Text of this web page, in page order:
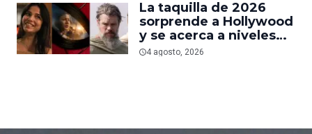
Hollywood e hizo su
nueva película gore
La taquilla de 2026
sorprende a Hollywood
y se acerca a niveles
anteriores a la
4 agosto, 2026